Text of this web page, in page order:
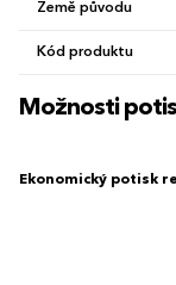
Země původu
Kód produktu
Možnosti
Ekonomický potisk